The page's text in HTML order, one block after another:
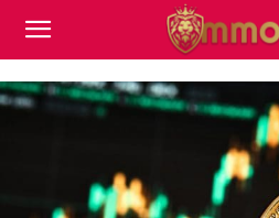
Mmodb.com